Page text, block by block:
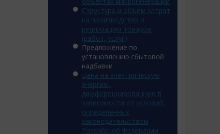
Структура и объем затрат
на производство и
реализацию товаров
(работ, услуг)
Предложение по
установлению сбытовой
надбавки
Цена на электрическую
энергию,
дифференцированную в
зависимости от условий,
определенных
законодательством
Российской Федерации